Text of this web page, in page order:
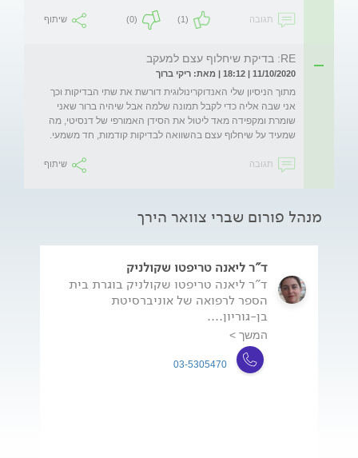
תגובה (1)
(0) שיתוף
RE: בדיקת שיחלוף עצם למעקב
11/10/2020 | 18:12 | מאת: ריקי ברוך
מתוך הניסיון שלי האנדוקרינולוגית דורשת את שתי הבדיקות וכך
אני שבה אליה כדי לקבל תמונה שלמה אבל שיהיה ברור שאני
שומרת ומקפידה מאד ליטול את הסידן האמורפי של דנסיטי, מה
שמעיד על שיחלוף עצם בהשוואה לבדיקות קודמות, חד משמעי.
תגובה שיתוף
מנהל פורום שברי צוואר הירך
ד"ר ליאנה טריפטו שקולניק
ד"ר ליאנה טריפטו שקולניק בוגרת בית
הספר לרפואה של אוניברסיטת
בן-גוריון....
המשך >
03-5305470